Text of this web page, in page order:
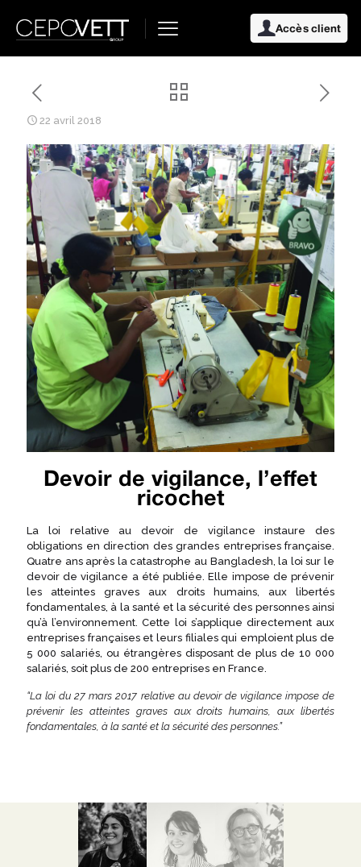
Accès client
22 avril 2018
Devoir de vigilance, l’effet
ricochet
La loi relative au devoir de vigilance instaure des
obligations en direction des grandes entreprises française.
Quatre ans après la catastrophe au Bangladesh, la loi sur le
devoir de vigilance a été publiée. Elle impose de prévenir
les atteintes graves aux droits humains, aux libertés
fondamentales, à la santé et la sécurité des personnes ainsi
qu’à l’environnement. Cette loi s’applique directement aux
entreprises françaises et leurs filiales qui emploient plus de
5 000 salariés, ou étrangères disposant de plus de 10 000
salariés, soit plus de 200 entreprises en France.
“La loi du 27 mars 2017 relative au devoir de vigilance impose de
prévenir les atteintes graves aux droits humains, aux libertés
fondamentales, à la santé et la sécurité des personnes.”